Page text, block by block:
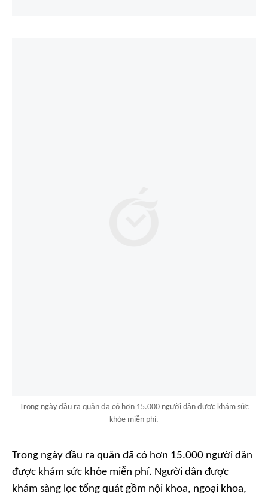
Trong ngày đầu ra quân đã có hơn 15.000 người dân được khám sức
khỏe miễn phí.
Trong ngày đầu ra quân đã có hơn 15.000 người dân
được khám sức khỏe miễn phí. Người dân được
khám sàng lọc tổng quát gồm nội khoa, ngoại khoa,